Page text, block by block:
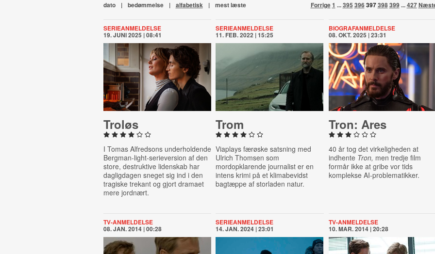
Forrige1 ...395 396397398399...427
dato | bedømmelse | alfabetisk | mest læste
SERIEANMELDELSE
19. JUNI 2025 | 08:41
Troløs
I Tomas Alfredsons underholdende
Bergman-light-serieversion af den
store, destruktive lidenskab har
dagligdagen sneget sig ind i den
tragiske trekant og gjort dramaet
mere jordnært.
SERIEANMELDELSE
11. FEB. 2022 | 15:25
Trom
Viaplays færøske satsning med
Ulrich Thomsen som
mordopklarende journalist er en
intens krimi på et klimabevidst
bagtæppe af storladen natur.
BIOGRAFANMELDELSE
08. OKT. 2025 | 23:31
Tron: Ares
40 år tog det virkeligheden at
indhente Tron, men tredje film
formår ikke at gribe vor tids
komplekse AI-problematikker.
TV-ANMELDELSE
08. JAN. 2014 | 00:28
SERIEANMELDELSE
14. JAN. 2024 | 23:01
TV-ANMELDELSE
10. MAR. 2014 | 20:28